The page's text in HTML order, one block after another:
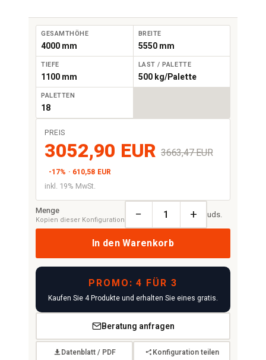
GESAMTHÖHE
4000 mm
BREITE
5550 mm
TIEFE
1100 mm
LAST / PALETTE
500 kg/Palette
PALETTEN
18
PREIS
3052,90 EUR 3663,47 EUR
-17% · 610,58 EUR
inkl. 19% MwSt.
Menge
Kopien dieser Konfiguration − + uds.
In den Warenkorb
PROMO: 4 FÜR 3
Kaufen Sie 4 Produkte und erhalten Sie eines gratis.
Beratung anfragen
Datenblatt / PDF Konfiguration teilen